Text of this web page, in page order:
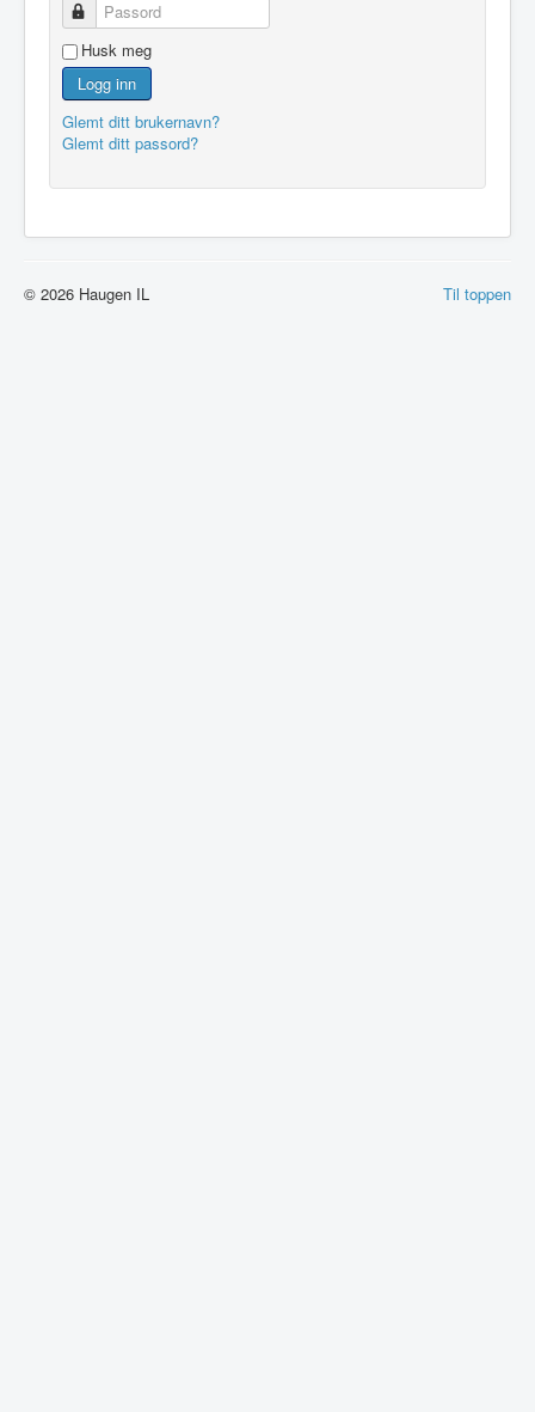
Passord
Husk meg
Logg inn
Glemt ditt brukernavn?
Glemt ditt passord?
Til toppen
© 2026 Haugen IL